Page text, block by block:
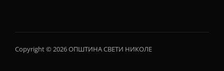
Copyright © 2026 ОПШТИНА СВЕТИ НИКОЛЕ